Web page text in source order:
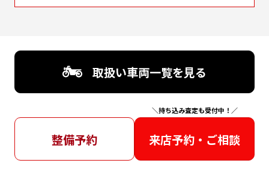
取扱い車両一覧を見る
来店予約・ご相談
＼持ち込み査定も受付中！／
整備予約